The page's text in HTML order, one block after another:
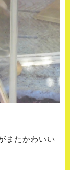
またかわいい